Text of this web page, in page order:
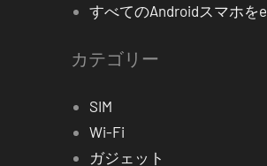
すべてのAndroidスマホを
カテゴリー
SIM
Wi-Fi
ガジェット